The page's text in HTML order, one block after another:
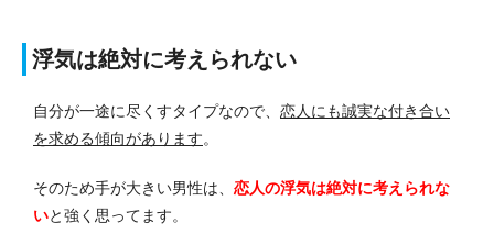
浮気は絶対に考えられない
自分が一途に尽くすタイプなので、 恋人にも誠実な付き合い
を求める傾向があります。
そのため手が大きい男性は、 恋人の浮気は絶対に考えられな
いと強く思ってます。